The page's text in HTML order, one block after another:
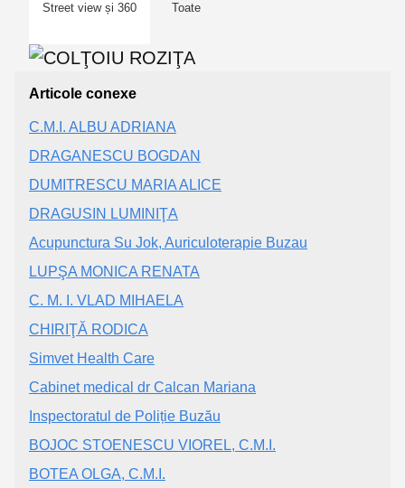
Street view și 360 Toate
Articole conexe
C.M.I. ALBU ADRIANA
DRAGANESCU BOGDAN
DUMITRESCU MARIA ALICE
DRAGUSIN LUMINIŢA
Acupunctura Su Jok, Auriculoterapie Buzau
LUPŞA MONICA RENATA
C. M. I. VLAD MIHAELA
CHIRIŢĂ RODICA
Simvet Health Care
Cabinet medical dr Calcan Mariana
Inspectoratul de Poliție Buzău
BOJOC STOENESCU VIOREL, C.M.I.
BOTEA OLGA, C.M.I.